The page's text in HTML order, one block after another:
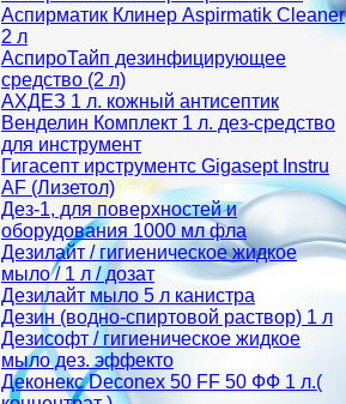
Аспирматик Клинер Aspirmatik Cleaner
2 л
АспироТайп дезинфицирующее
средство (2 л)
АХДЕЗ 1 л. кожный антисептик
Венделин Комплект 1 л. дез-средство
для инструмент
Гигасепт ирструментс Gigasept Instru
AF (Лизетол)
Дез-1, для поверхностей и
оборудования 1000 мл фла
Дезилайт / гигиеническое жидкое
мыло / 1 л / дозат
Дезилайт мыло 5 л канистра
Дезин (водно-спиртовой раствор) 1 л
Дезисофт / гигиеническое жидкое
мыло дез. эффекто
Деконекс Deconex 50 FF 50 ФФ 1 л.(